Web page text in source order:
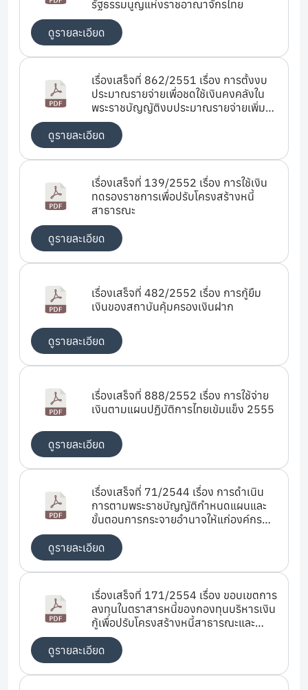
รัฐธรรมนูญแห่งราชอาณาจักรไทย
ดูรายละเอียด
เรื่องเสร็จที่ 862/2551 เรื่อง การตั้งงบ
ประมาณรายจ่ายเพื่อชดใช้เงินคงคลังใน
พระราชบัญญัติงบประมาณรายจ่ายเพิ่ม
เติม
ดูรายละเอียด
เรื่องเสร็จที่ 139/2552 เรื่อง การใช้เงิน
ทดรองราชการเพื่อปรับโครงสร้างหนี้
สาธารณะ
ดูรายละเอียด
เรื่องเสร็จที่ 482/2552 เรื่อง การกู้ยืม
เงินของสถาบันคุ้มครองเงินฝาก
ดูรายละเอียด
เรื่องเสร็จที่ 888/2552 เรื่อง การใช้จ่าย
เงินตามแผนปฏิบัติการไทยเข้มแข็ง 2555
ดูรายละเอียด
เรื่องเสร็จที่ 71/2544 เรื่อง การดำเนิน
การตามพระราชบัญญัติกำหนดแผนและ
ขั้นตอนการกระจายอำนาจให้แก่องค์กร
ปกครองส่วนท้องถิ่น พ.ศ.2542 (การกู้
เงินของเทศบาลตำบลบ้านบึง)
ดูรายละเอียด
เรื่องเสร็จที่ 171/2554 เรื่อง ขอบเขตการ
ลงทุนในตราสารหนี้ของกองทุนบริหารเงิน
กู้เพื่อปรับโครงสร้างหนี้สาธารณะและ
พัฒนาตลาดตราสารหนี้ในประเทศ
ดูรายละเอียด